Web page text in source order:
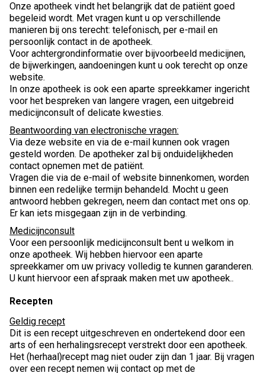
Onze apotheek vindt het belangrijk dat de patiënt goed
begeleid wordt. Met vragen kunt u op verschillende
manieren bij ons terecht: telefonisch, per e-mail en
persoonlijk contact in de apotheek.
Voor achtergrondinformatie over bijvoorbeeld medicijnen,
de bijwerkingen, aandoeningen kunt u ook terecht op onze
website.
In onze apotheek is ook een aparte spreekkamer ingericht
voor het bespreken van langere vragen, een uitgebreid
medicijnconsult of delicate kwesties.
Beantwoording van electronische vragen:
Via deze website en via de e-mail kunnen ook vragen
gesteld worden. De apotheker zal bij onduidelijkheden
contact opnemen met de patiënt.
Vragen die via de e-mail of website binnenkomen, worden
binnen een redelijke termijn behandeld. Mocht u geen
antwoord hebben gekregen, neem dan contact met ons op.
Er kan iets misgegaan zijn in de verbinding.
Medicijnconsult
Voor een persoonlijk medicijnconsult bent u welkom in
onze apotheek. Wij hebben hiervoor een aparte
spreekkamer om uw privacy volledig te kunnen garanderen.
U kunt hiervoor een afspraak maken met uw apotheek..
Recepten
Geldig recept
Dit is een recept uitgeschreven en ondertekend door een
arts of een herhalingsrecept verstrekt door een apotheek.
Het (herhaal)recept mag niet ouder zijn dan 1 jaar. Bij vragen
over een recept nemen wij contact op met de